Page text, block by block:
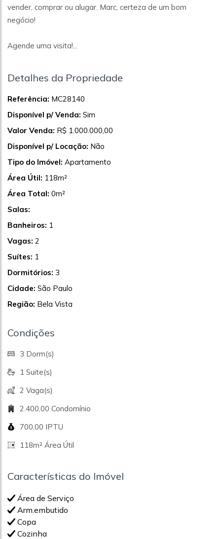
vender, comprar ou alugar. Marc, certeza de um bom
negócio!
Agende uma visita!...
Detalhes da Propriedade
Referência: MC28140
Disponível p/ Venda: Sim
Valor Venda: R$ 1.000.000,00
Disponível p/ Locação: Não
Tipo do Imóvel: Apartamento
Área Útil: 118m²
Área Total: 0m²
Salas:
Banheiros: 1
Vagas: 2
Suítes: 1
Dormitórios: 3
Cidade: São Paulo
Região: Bela Vista
Condições
3 Dorm(s)
1 Suite(s)
2 Vaga(s)
2.400,00 Condomínio
700,00 IPTU
118m² Área Útil
Características do Imóvel
Área de Serviço
Arm.embutido
Copa
Cozinha